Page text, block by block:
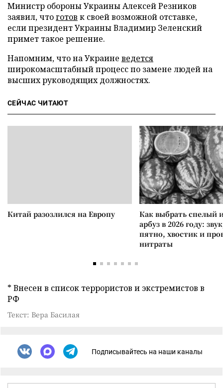
Министр обороны Украины Алексей Резников
заявил, чтоготов к своей возможной отставке,
если президент Украины Владимир Зеленский
примет такое решение.
Напомним, что на Украине ведется
широкомасштабный процесс по замене людей на
высших руководящих должностях.
СЕЙЧАС ЧИТАЮТ
Китай разозлился на Европу
Как выбрать спелый
арбуз в 2026 году:
пятно, хвостик и
нитраты
* Внесен в список террористов и экстремистов в
РФ
Текст: Вера Басилая
Подписывайтесь на наши каналы